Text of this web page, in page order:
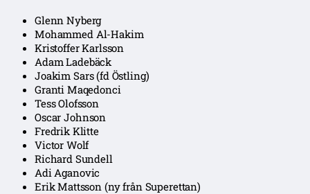
Glenn Nyberg
Mohammed Al-Hakim
Kristoffer Karlsson
Adam Ladebäck
Joakim Sars (fd Östling)
Granti Maqedonci
Tess Olofsson
Oscar Johnson
Fredrik Klitte
Victor Wolf
Richard Sundell
Adi Aganovic
Erik Mattsson (ny från Superettan)